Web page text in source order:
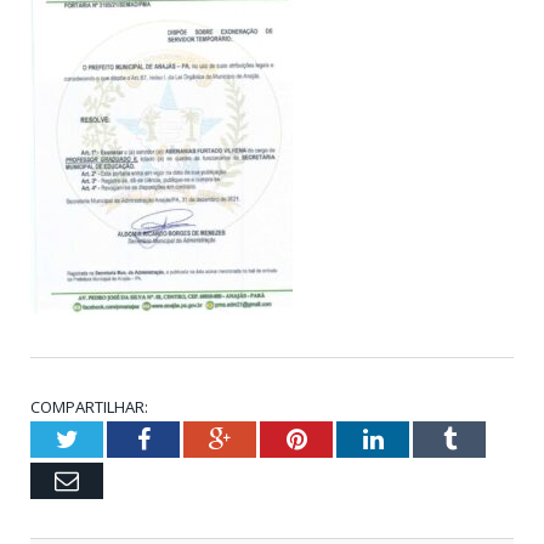
COMPARTILHAR:
TwitterFacebookGoogle+PinterestLinkedInTumblr
Email